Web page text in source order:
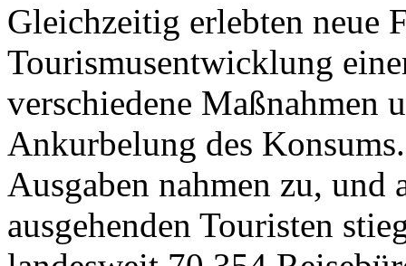
Gleichzeitig erlebten neue
Tourismusentwicklung
verschiedene Maßnahmen
Ankurbelung des
Ausgaben nahmen zu,
ausgehenden Touristen